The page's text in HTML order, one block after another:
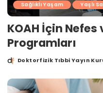
Sağlıklı Yaşam
Yaşlı
KOAH İçin Nefes
Programları
PostedDoktorfizik Tıbbi Yayın